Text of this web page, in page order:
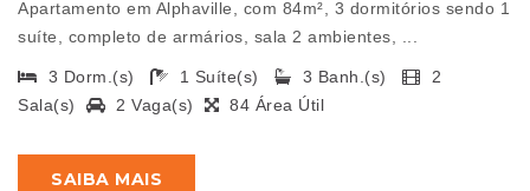
Apartamento em Alphaville, com 84m², 3 dormitórios sendo 1
suíte, completo de armários, sala 2 ambientes, ...
3 Dorm.(s) 1 Suíte(s) 3 Banh.(s)
2
Sala(s)
2 Vaga(s) 84 Área Útil
SAIBA MAIS